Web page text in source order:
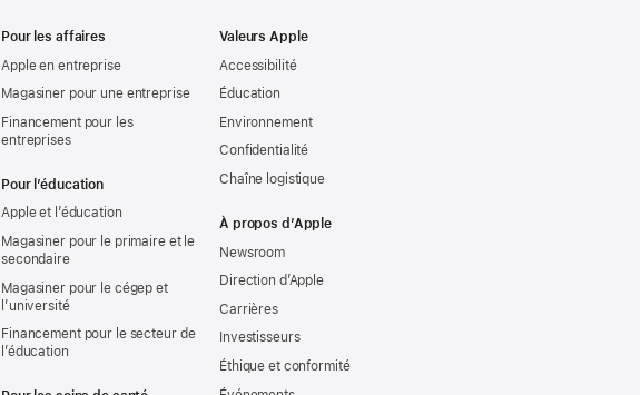
Pour les affaires
Apple en entreprise
Magasiner pour une entreprise
Financement pour les
entreprises
Pour l’éducation
Apple et l’éducation
Magasiner pour le primaire et le
secondaire
Magasiner pour le cégep et
l’université
Financement pour le secteur de
l’éducation
Valeurs Apple
Accessibilité
Éducation
Environnement
Confidentialité
Chaîne logistique
À propos d’Apple
Newsroom
Direction d’Apple
Carrières
Investisseurs
Éthique et conformité